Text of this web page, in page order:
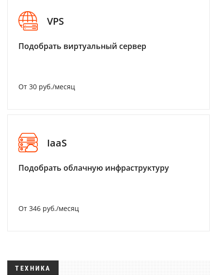
VPS
Подобрать виртуальный сервер
От 30 руб./месяц
IaaS
Подобрать облачную инфраструктуру
От 346 руб./месяц
ТЕХНИКА